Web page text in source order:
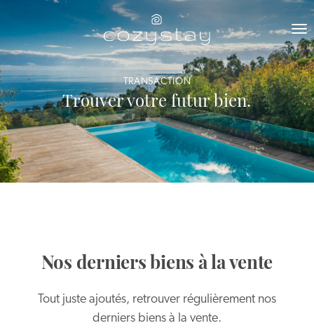
TRANSACTION
Trouver votre futur bien.
Nos derniers biens à la vente
Tout juste ajoutés, retrouver régulièrement nos
derniers biens à la vente.